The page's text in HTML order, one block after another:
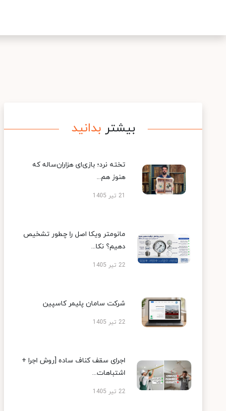
بیشتر بدانید
تخته نرد؛ بازی‌ای هزاران‌ساله که
هنوز هم...
21 تیر 1405
مانومتر ویکا اصل را چطور تشخیص
دهیم؟ نکا...
22 تیر 1405
شرکت سامان پلیمر کاسپین
22 تیر 1405
اجرای سقف کناف ساده [روش اجرا +
اشتباهات...
22 تیر 1405